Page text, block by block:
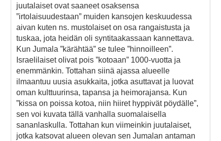
juutalaiset ovat saaneet osaksensa
”irtolaisuudestaan” muiden kansojen keskuudessa
aivan kuten ns. mustolaiset on osa rangaistusta ja
tuskaa, jota heidän oli syntitaakassaan kannettava.
Kun Jumala ”kärähtää” se tulee ”hinnoilleen”.
Israelilaiset olivat pois ”kotoaan” 1000-vuotta ja
enemmänkin. Tottahan siinä ajassa alueelle
ilmaantuu uusia asukkaita, jotka asuttavat ja luovat
oman kulttuurinsa, tapansa ja heimorajansa. Kun
”kissa on poissa kotoa, niin hiiret hyppivät pöydälle”,
sen voi kuvata tällä vanhalla suomalaisella
sananlaskulla. Tottahan kun viimeinkin juutalaiset,
jotka katsovat alueen olevan sen Jumalan antaman